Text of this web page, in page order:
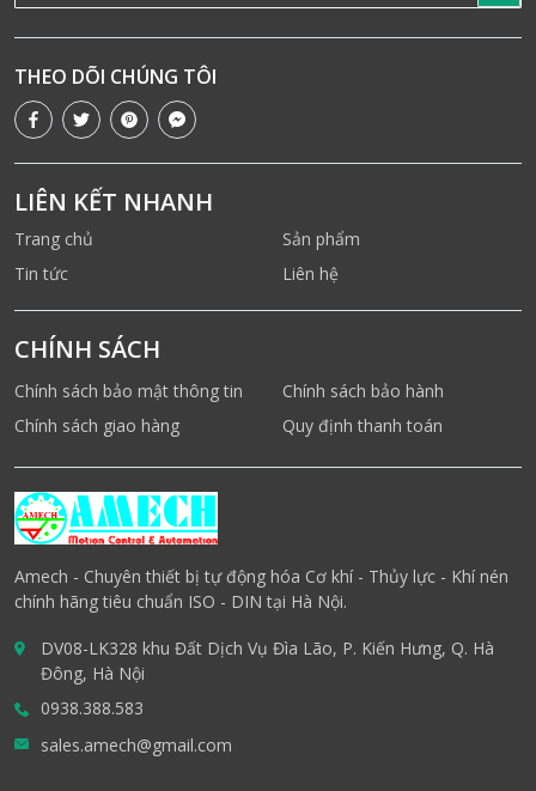
THEO DÕI CHÚNG TÔI
LIÊN KẾT NHANH
Trang chủ
Sản phẩm
Tin tức
Liên hệ
CHÍNH SÁCH
Chính sách bảo mật thông tin
Chính sách bảo hành
Chính sách giao hàng
Quy định thanh toán
Amech - Chuyên thiết bị tự động hóa Cơ khí - Thủy lực - Khí nén
chính hãng tiêu chuẩn ISO - DIN tại Hà Nội.
DV08-LK328 khu Đất Dịch Vụ Đìa Lão, P. Kiến Hưng, Q. Hà
Đông, Hà Nội
0938.388.583
sales.amech@gmail.com